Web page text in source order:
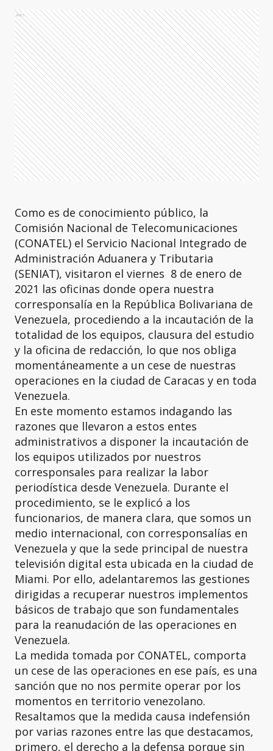
Ads
Como es de conocimiento público, la
Comisión Nacional de Telecomunicaciones
(CONATEL) el Servicio Nacional Integrado de
Administración Aduanera y Tributaria
(SENIAT), visitaron el viernes 8 de enero de
2021 las oficinas donde opera nuestra
corresponsalía en la República Bolivariana de
Venezuela, procediendo a la incautación de la
totalidad de los equipos, clausura del estudio
y la oficina de redacción, lo que nos obliga
momentáneamente a un cese de nuestras
operaciones en la ciudad de Caracas y en toda
Venezuela.
En este momento estamos indagando las
razones que llevaron a estos entes
administrativos a disponer la incautación de
los equipos utilizados por nuestros
corresponsales para realizar la labor
periodística desde Venezuela. Durante el
procedimiento, se le explicó a los
funcionarios, de manera clara, que somos un
medio internacional, con corresponsalías en
Venezuela y que la sede principal de nuestra
televisión digital esta ubicada en la ciudad de
Miami. Por ello, adelantaremos las gestiones
dirigidas a recuperar nuestros implementos
básicos de trabajo que son fundamentales
para la reanudación de las operaciones en
Venezuela.
La medida tomada por CONATEL, comporta
un cese de las operaciones en ese país, es una
sanción que no nos permite operar por los
momentos en territorio venezolano.
Resaltamos que la medida causa indefensión
por varias razones entre las que destacamos,
primero, el derecho a la defensa porque sin